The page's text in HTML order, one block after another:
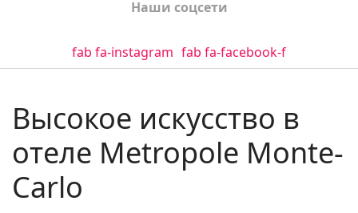
Наши соцсети
fab fa-instagram fab fa-facebook-f
Высокое искусство в
отеле Metropole Monte-
Carlo